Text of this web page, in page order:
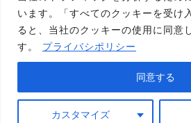
います。「すべてのクッキーを受け
ると、当社のクッキーの使用に同意
す。
プライバシポリシー
カスタマイズ
同意する